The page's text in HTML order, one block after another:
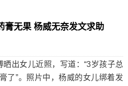
膏无果 杨威无奈发文求助
出女儿近照，写道：“3岁孩子总
了”。照片中，杨威的女儿绑着发